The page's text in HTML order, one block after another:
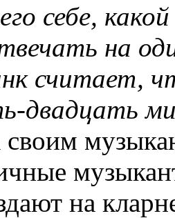
себе,
на
считает,
двадцать
на